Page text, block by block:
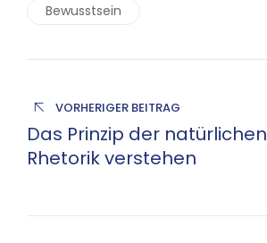
Bewusstsein
VORHERIGER BEITRAG
Das Prinzip der natürlichen
Rhetorik verstehen